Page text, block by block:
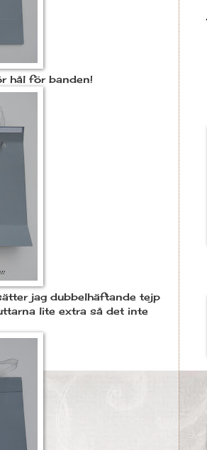
hål för banden!
jag dubbelhäftande tejp
lite extra så det inte